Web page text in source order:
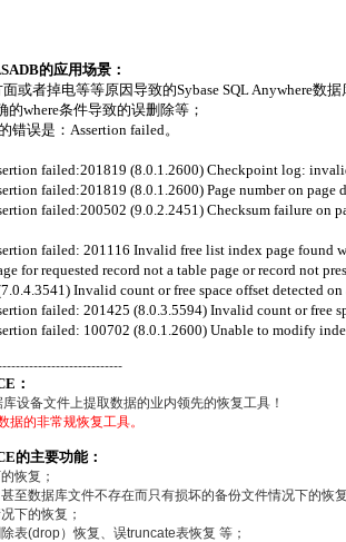
的应用场景：
或者掉电等等原因导致的Sybase SQL Anywhere数据
的where条件导致的误删除等；
错误是：Assertion failed。
failed:201819 (8.0.1.2600) Checkpoint log:
failed:201819 (8.0.1.2600) Page number on page
failed:200502 (9.0.2.2451) Checksum failure on
failed: 201116 Invalid free list index page found
requested record not a table page or record not
Invalid count or free space offset detected on
failed: 201425 (8.0.3.5594) Invalid count or free
failed: 100702 (8.0.1.2600) Unable to modify
：
设备文件上提取数据的业内领先的恢复工具！
的非常规恢复工具。
的主要功能：
恢复；
至数据库文件不存在而只有损坏的备份文件情况下的恢复
下的恢复；
表(drop）恢复、误truncate表恢复 等；